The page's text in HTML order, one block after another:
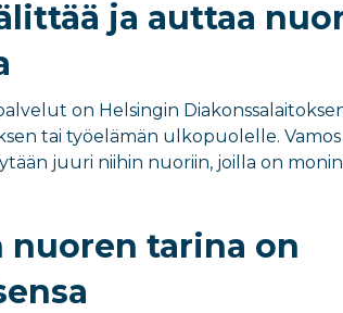
ja auttaa
on Helsingin
tai työelämän ulkopuolelle.
juuri niihin nuoriin, joilla on
nuoren tarina on